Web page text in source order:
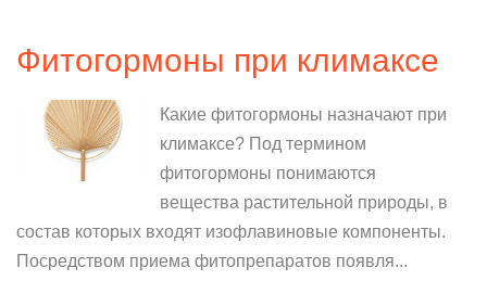
Фитогормоны при климаксе
Какие фитогормоны назначают при
климаксе? Под термином
фитогормоны понимаются
вещества растительной природы, в
состав которых входят изофлавиновые компоненты.
Посредством приема фитопрепаратов появля...